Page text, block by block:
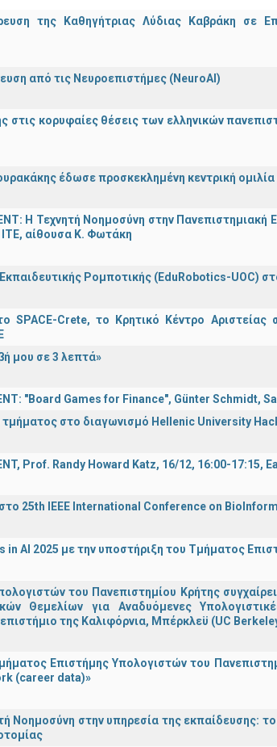
της Καθηγήτριας Λύδιας Καβράκη σε
από τις Νευροεπιστήμες (NeuroAI)
στις κορυφαίες θέσεις των ελληνικών
έδωσε προσκεκλημένη κεντρική
Η Τεχνητή Νοημοσύνη στην
ΙΤΕ, αίθουσα Κ. Φωτάκη
Ρομποτικής (EduRobotics-UOC)
SPACE-Crete, το Κρητικό Κέντρο
μου σε 3 λεπτά»
"Board Games for Finance", Günter
τμήματος στο διαγωνισμό Hellenic University
Prof. Randy Howard Katz, 16/12, 16:00-17:15,
25th IEEE International Conference on
in AI 2025 με την υποστήριξη του Τμήματος
του Πανεπιστημίου Κρήτης
Θεμελίων για Αναδυόμενες
της Καλιφόρνια, Μπέρκλεϋ (UC
Επιστήμης Υπολογιστών του
(career data)»
Νοημοσύνη στην υπηρεσία της εκπαίδευσης: